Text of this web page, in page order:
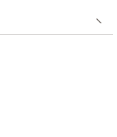
incluindo: